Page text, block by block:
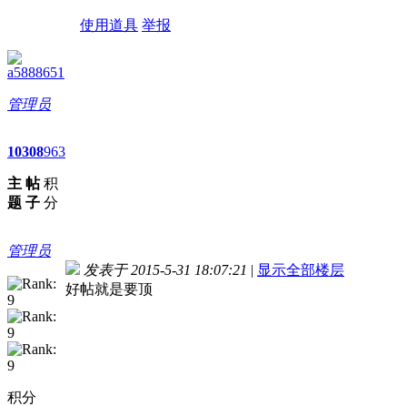
使用道具 举报
a5888651
管理员
10
主
题
308
帖
子
963
积
分
管理员
积分
发表于 2015-5-31 18:07:21 | 显示全部楼层
好帖就是要顶